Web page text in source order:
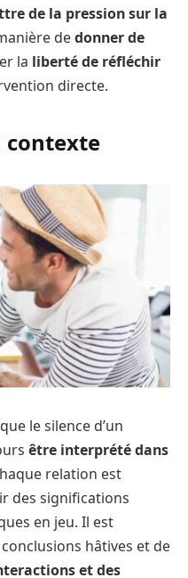
de la pression sur la
dedonner de
la liberté de réfléchir
directe.
contexte
le silence d’un
être interprété dans
relation est
des significations
en jeu. Il est
hâtives et de
et des